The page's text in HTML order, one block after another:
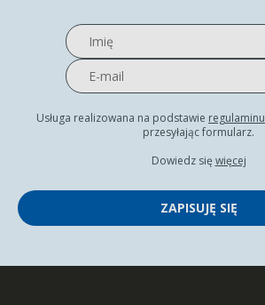
Usługa realizowana na podstawie regulaminu
przesyłając formularz.
Dowiedz się więcej
ZAPISUJĘ SIĘ